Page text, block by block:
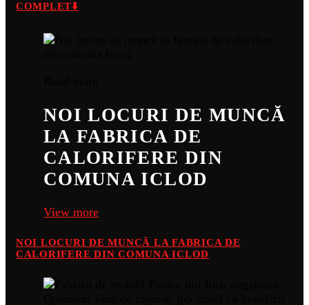
COMPLET⬇️
NOI LOCURI DE MUNCĂ
LA FABRICA DE
CALORIFERE DIN
COMUNA ICLOD
View more
NOI LOCURI DE MUNCĂ LA FABRICA DE
CALORIFERE DIN COMUNA ICLOD